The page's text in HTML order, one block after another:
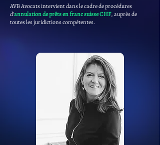
AVB Avocats intervient dans le cadre de procédures
d'annulation de prêts en franc suisse CHF, auprès de
toutes les juridictions compétentes.